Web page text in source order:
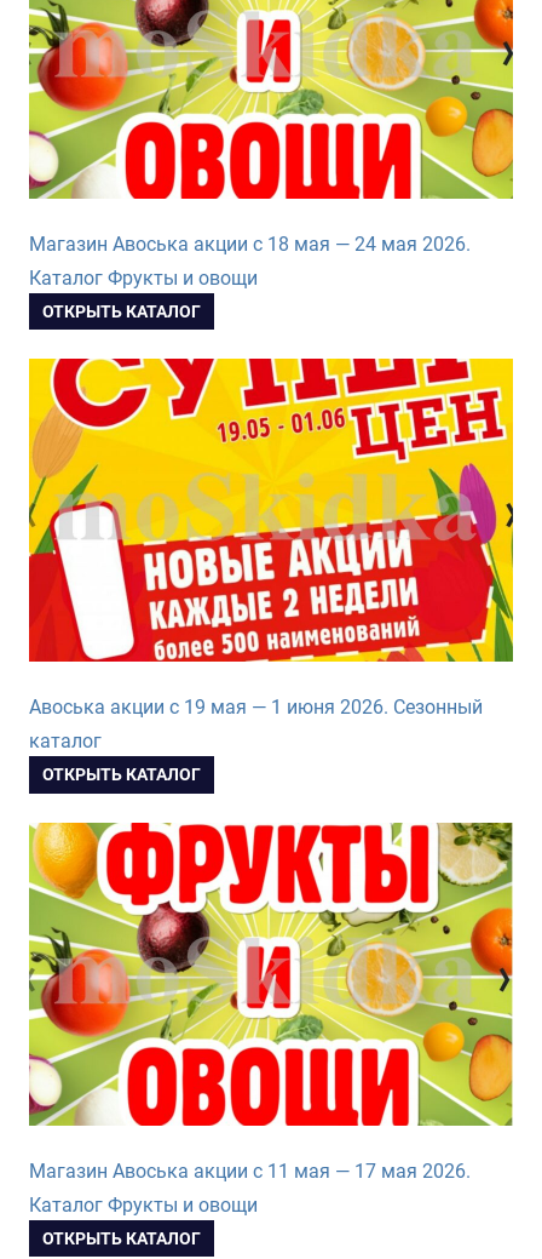
Магазин Авоська акции с 18 мая — 24 мая 2026.
Каталог Фрукты и овощи
ОТКРЫТЬ КАТАЛОГ
Авоська акции с 19 мая — 1 июня 2026. Сезонный
каталог
ОТКРЫТЬ КАТАЛОГ
Магазин Авоська акции с 11 мая — 17 мая 2026.
Каталог Фрукты и овощи
ОТКРЫТЬ КАТАЛОГ